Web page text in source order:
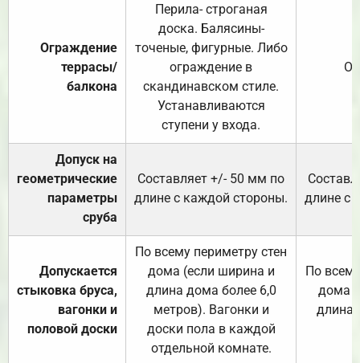
Ограждение
террасы/
балкона
Перила- строганая
доска. Балясины-
точеные, фигурные. Либо
ограждение в
скандинавском стиле.
Устанавливаются
ступени у входа.
Допуск на
геометрические
параметры
сруба
Составляет +/- 50 мм по
длине с каждой стороны.
длине с
Допускается
стыковка бруса,
вагонки и
половой доски
По всему периметру стен
дома (если ширина и
длина дома более 6,0
метров). Вагонки и
доски пола в каждой
отдельной комнате.
По
дома
длина